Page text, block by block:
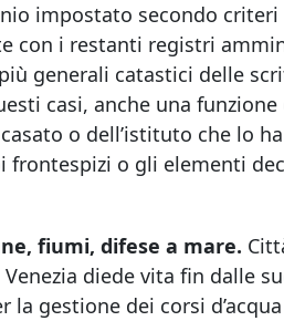
impostato secondo
con i restanti registri
generali catastici delle
casi, anche una
o dell’istituto che lo
frontespizi o gli elementi
fiumi, difese a mare.
diede vita fin dalle
la gestione dei corsi